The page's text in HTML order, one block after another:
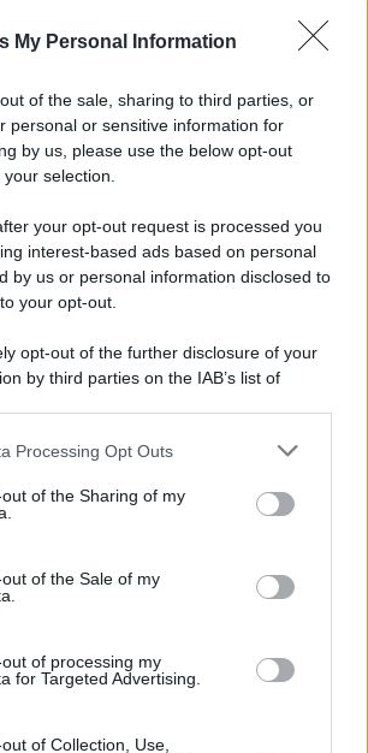
My Personal Information
of the sale, sharing to third parties, or
personal or sensitive information for
by us, please use the below opt-out
selection.
your opt-out request is processed you
interest-based ads based on personal
by us or personal information disclosed to
your opt-out.
opt-out of the further disclosure of your
by third parties on the IAB’s list of
also be disclosed by us to third parties
third parties.
website/app uses one or more Google
gather and store information including but
visit or usage behaviour. You may click to
to Google and its third-party tags to
Processing Opt Outs
of the Sharing of my
of the Sale of my
of processing my
for Targeted Advertising.
of Collection, Use,